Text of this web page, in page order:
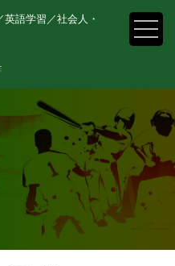
語学習／社会人・就
英語学習／社会人・